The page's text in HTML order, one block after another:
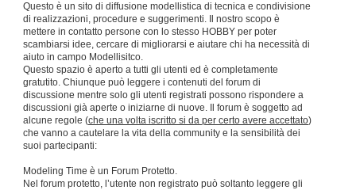
Questo è un sito di diffusione modellistica di tecnica e condivisione
di realizzazioni, procedure e suggerimenti. Il nostro scopo è
mettere in contatto persone con lo stesso HOBBY per poter
scambiarsi idee, cercare di migliorarsi e aiutare chi ha necessità di
aiuto in campo Modellisitco.
Questo spazio è aperto a tutti gli utenti ed è completamente
gratutito. Chiunque può leggere i contenuti del forum di
discussione mentre solo gli utenti registrati possono rispondere a
discussioni già aperte o iniziarne di nuove. Il forum è soggetto ad
alcune regole (che una volta iscritto si da per certo avere accettato)
che vanno a cautelare la vita della community e la sensibilità dei
suoi partecipanti:
Modeling Time è un Forum Protetto.
Nel forum protetto, l’utente non registrato può soltanto leggere gli